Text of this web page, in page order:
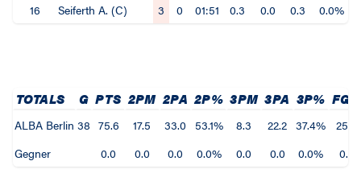
16
Seiferth A. (C) 3 0 01:51 0.3 0.0 0.3 0.0%
TOTALS G PTS 2PM 2PA 2P% 3PM 3PA 3P%
ALBA Berlin 38 75.6 17.5 33.0 53.1% 8.3 22.2 37.4%
25.8
Gegner
0.0 0.0 0.0 0.0% 0.0 0.0 0.0% 0.0